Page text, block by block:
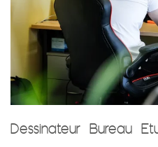
Dessinateur Bureau